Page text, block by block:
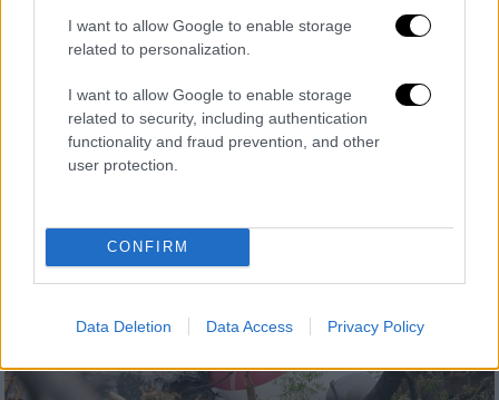
I want to allow Google to enable storage
related to personalization.
I want to allow Google to enable storage
related to security, including authentication
functionality and fraud prevention, and other
user protection.
CONFIRM
Data Deletion Data Access Privacy Policy
Το προκαταρκτικό πόρισμα δεν καταλογίζει
ευθύνες, αλλά δεν αποκλείει εσκεμμένη